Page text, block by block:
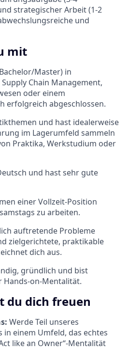
strategischer Arbeit (1-2
und
mit
Master) in
Chain Management,
oder einem
erfolgreich abgeschlossen.
und hast idealerweise
im Lagerumfeld sammeln
Praktika, Werkstudium oder
und hast sehr gute
einer Vollzeit-Position
zu arbeiten.
auftretende Probleme
zielgerichtete, praktikable
dich aus.
gründlich und bist
on-Mentalität.
du dich freuen
Werde Teil unseres
in einem Umfeld, das echtes
like an Owner“-Mentalität